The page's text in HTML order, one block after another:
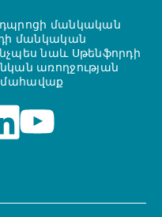
մանկական
մանկական
նաև Սթենֆորդի
առողջության